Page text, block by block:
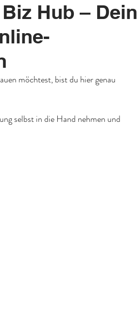
Hub – Dein
möchtest, bist du hier genau
selbst in die Hand nehmen und